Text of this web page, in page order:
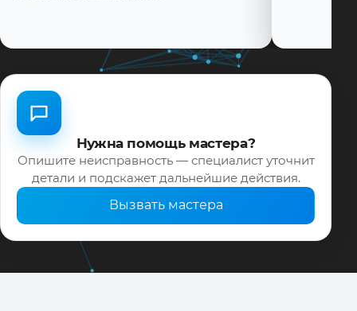
Нужна помощь мастера?
Опишите неисправность — специалист уточнит
детали и подскажет дальнейшие действия.
Вызвать мастера